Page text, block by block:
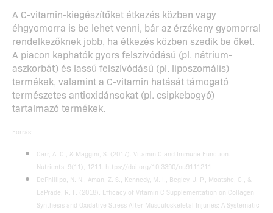
A C-vitamin-kiegészítőket étkezés közben vagy
éhgyomorra is be lehet venni, bár az érzékeny gyomorral
rendelkezőknek jobb, ha étkezés közben szedik be őket.
A piacon kaphatók gyors felszívódású (pl. nátrium-
aszkorbát) és lassú felszívódású (pl. liposzomális)
termékek, valamint a C-vitamin hatását támogató
természetes antioxidánsokat (pl. csipkebogyó)
tartalmazó termékek.
Forrás:
Carr, A. C., & Maggini, S. (2017). Vitamin C and Immune Function.
Nutrients, 9(11), 1211. https://doi.org/10.3390/nu9111211
DePhillipo, N. N., Aman, Z. S., Kennedy, M. I., Begley, J. P., Moatshe, G., &
LaPrade, R. F. (2018). Efficacy of Vitamin C Supplementation on Collagen
Synthesis and Oxidative Stress After Musculoskeletal Injuries: A Systematic